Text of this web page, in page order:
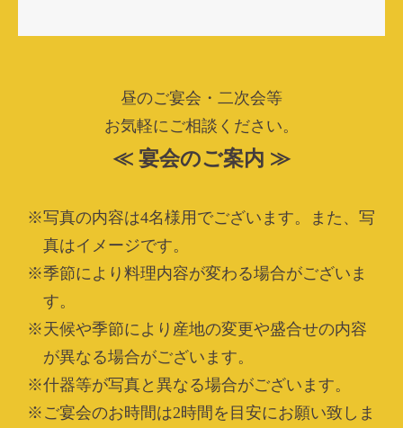
昼のご宴会・二次会等
お気軽にご相談ください。
≪ 宴会のご案内 ≫
※写真の内容は4名様用でございます。また、写
真はイメージです。
※季節により料理内容が変わる場合がございま
す。
※天候や季節により産地の変更や盛合せの内容
が異なる場合がございます。
※什器等が写真と異なる場合がございます。
※ご宴会のお時間は2時間を目安にお願い致しま